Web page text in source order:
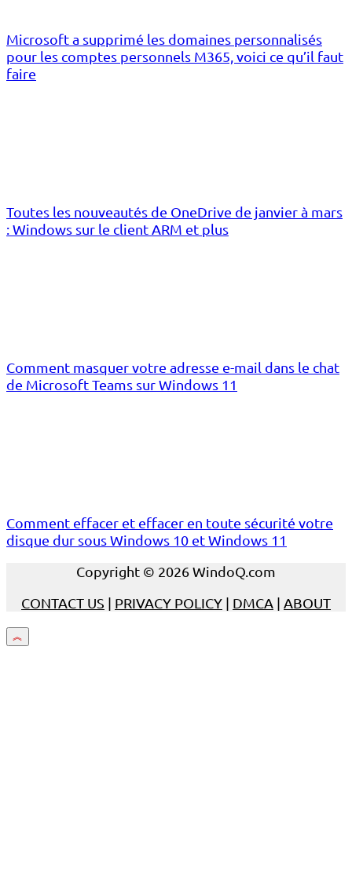
Microsoft a supprimé les domaines personnalisés
pour les comptes personnels M365, voici ce qu’il faut
faire
Toutes les nouveautés de OneDrive de janvier à mars
: Windows sur le client ARM et plus
Comment masquer votre adresse e-mail dans le chat
de Microsoft Teams sur Windows 11
Comment effacer et effacer en toute sécurité votre
disque dur sous Windows 10 et Windows 11
Copyright © 2026 WindoQ.com
CONTACT US | PRIVACY POLICY | DMCA | ABOUT